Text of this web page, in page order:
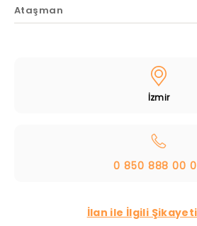
Ataşman
İzmir
0 850 888 00
İlan ile İlgili